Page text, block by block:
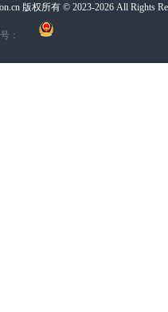
版权所有 © 2023-2026 All Rights
：